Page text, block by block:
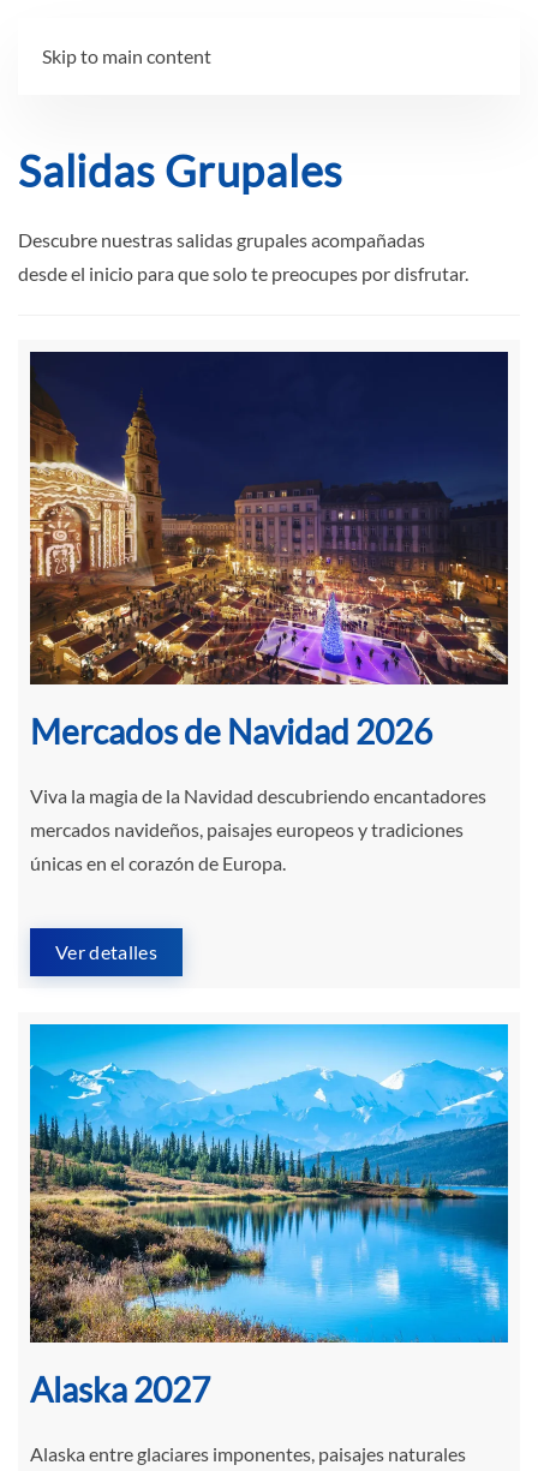
Skip to main content
Salidas Grupales
Descubre nuestras salidas grupales acompañadas
desde el inicio para que solo te preocupes por disfrutar.
Mercados de Navidad 2026
Viva la magia de la Navidad descubriendo encantadores
mercados navideños, paisajes europeos y tradiciones
únicas en el corazón de Europa.
Ver detalles
Alaska 2027
Alaska entre glaciares imponentes, paisajes naturales